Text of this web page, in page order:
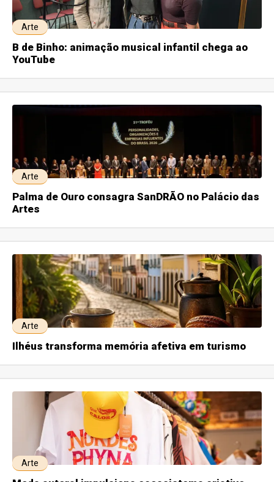
Arte
B de Binho: animação musical infantil chega ao
YouTube
Arte
Palma de Ouro consagra SanDRÃO no Palácio das
Artes
Arte
Ilhéus transforma memória afetiva em turismo
Arte